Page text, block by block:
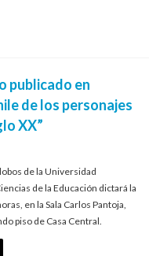
publicado en
de los personajes
XX”
de la Universidad
de la Educación dictará la
en la Sala Carlos Pantoja,
piso de Casa Central.